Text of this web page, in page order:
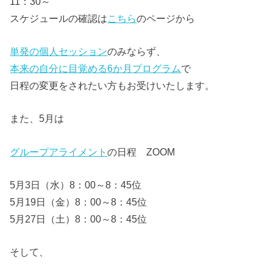
スケジュールの確認はこちらのページから
単発の個人セッションのみならず、
本来の自分に目覚める6か月プログラムで
日程の変更をされたい方もお受けいたします。
また、5月は
グループアライメントの日程 ZOOM
5月3日（水）8：00～8：45位
5月19日（金）8：00～8：45位
5月27日（土）8：00～8：45位
そして、